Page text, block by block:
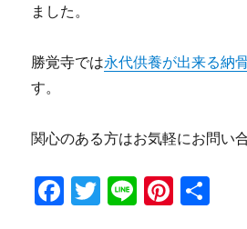
ました。
勝覚寺では永代供養が出来る納
す。
関心のある方はお気軽にお問い
F
T
Li Pi